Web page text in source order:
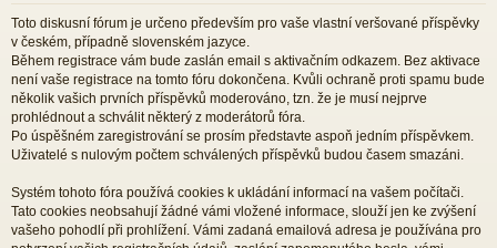
t
Toto diskusní fórum je určeno především pro vaše vlastní veršované příspěvky
v českém, případně slovenském jazyce.
Během registrace vám bude zaslán email s aktivačním odkazem. Bez aktivace
není vaše registrace na tomto fóru dokončena. Kvůli ochraně proti spamu bude
několik vašich prvních příspěvků moderováno, tzn. že je musí nejprve
prohlédnout a schválit některý z moderátorů fóra.
Po úspěšném zaregistrování se prosím představte aspoň jedním příspěvkem.
Uživatelé s nulovým počtem schválených příspěvků budou časem smazáni.
Systém tohoto fóra používá cookies k ukládání informací na vašem počítači.
Tato cookies neobsahují žádné vámi vložené informace, slouží jen ke zvýšení
vašeho pohodlí při prohlížení. Vámi zadaná emailová adresa je používána pro